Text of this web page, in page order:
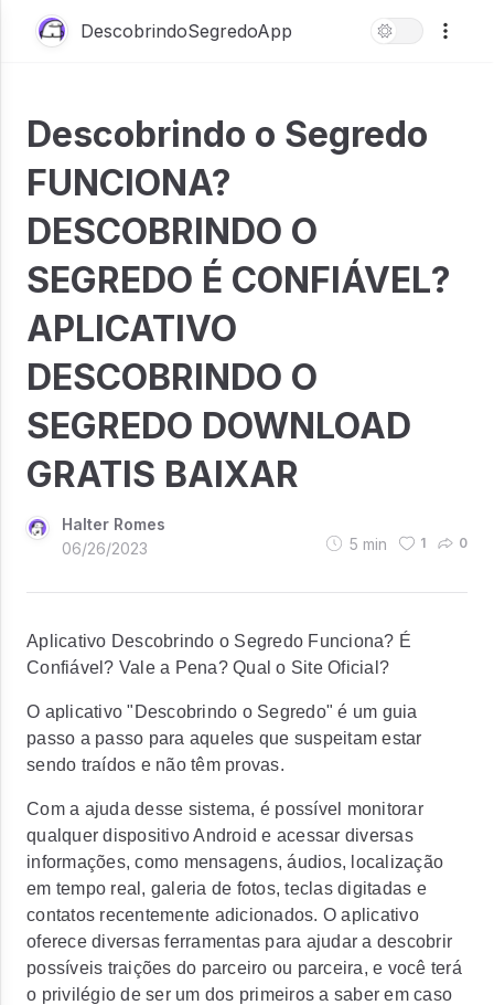
DescobrindoSegredoApp
Descobrindo o Segredo
FUNCIONA?
DESCOBRINDO O
SEGREDO É CONFIÁVEL?
APLICATIVO
DESCOBRINDO O
SEGREDO DOWNLOAD
GRATIS BAIXAR
Halter Romes
06/26/2023
5 min 1 0
Aplicativo Descobrindo o Segredo Funciona? É
Confiável? Vale a Pena? Qual o Site Oficial?
O aplicativo "Descobrindo o Segredo" é um guia
passo a passo para aqueles que suspeitam estar
sendo traídos e não têm provas.
Com a ajuda desse sistema, é possível monitorar
qualquer dispositivo Android e acessar diversas
informações, como mensagens, áudios, localização
em tempo real, galeria de fotos, teclas digitadas e
contatos recentemente adicionados. O aplicativo
oferece diversas ferramentas para ajudar a descobrir
possíveis traições do parceiro ou parceira, e você terá
o privilégio de ser um dos primeiros a saber em caso